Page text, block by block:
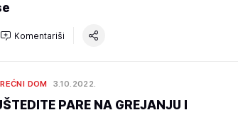
Komentariši
DOM 3.10.2022.
PARE NA GREJANJU I